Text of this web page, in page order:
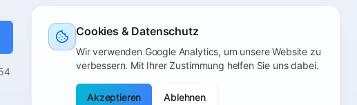
Cookies & Datenschutz
Wir verwenden Google Analytics, um unsere Website zu
verbessern. Mit Ihrer Zustimmung helfen Sie uns dabei.
Akzeptieren Ablehnen